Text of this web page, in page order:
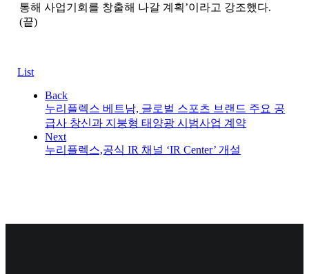
통해 사업기회를 창출해 나갈 계획’이라고 강조했다.
(끝)
List
Back
누리플렉스 베트남, 글로벌 스포츠 브랜드 주요 공
급사 창신과 지붕형 태양광 시범사업 계약
Next
누리플렉스,공식 IR 채널 ‘IR Center’ 개설